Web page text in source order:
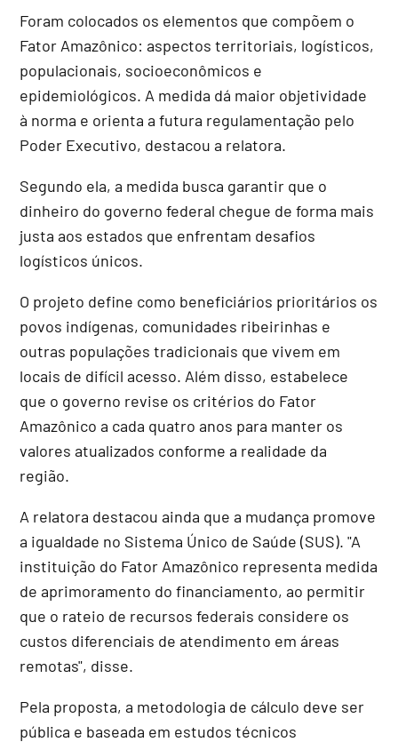
Foram colocados os elementos que compõem o
Fator Amazônico: aspectos territoriais, logísticos,
populacionais, socioeconômicos e
epidemiológicos. A medida dá maior objetividade
à norma e orienta a futura regulamentação pelo
Poder Executivo, destacou a relatora.
Segundo ela, a medida busca garantir que o
dinheiro do governo federal chegue de forma mais
justa aos estados que enfrentam desafios
logísticos únicos.
O projeto define como beneficiários prioritários os
povos indígenas, comunidades ribeirinhas e
outras populações tradicionais que vivem em
locais de difícil acesso. Além disso, estabelece
que o governo revise os critérios do Fator
Amazônico a cada quatro anos para manter os
valores atualizados conforme a realidade da
região.
A relatora destacou ainda que a mudança promove
a igualdade no Sistema Único de Saúde (SUS). "A
instituição do Fator Amazônico representa medida
de aprimoramento do financiamento, ao permitir
que o rateio de recursos federais considere os
custos diferenciais de atendimento em áreas
remotas", disse.
Pela proposta, a metodologia de cálculo deve ser
pública e baseada em estudos técnicos